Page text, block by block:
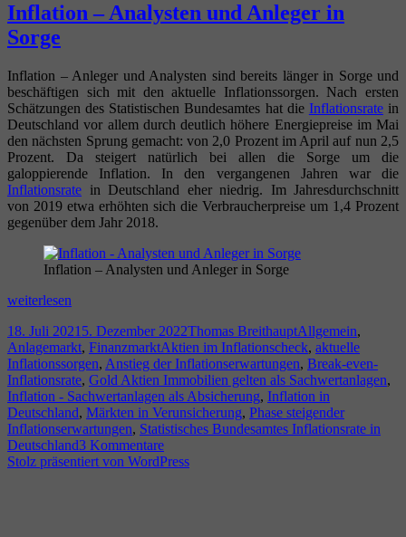
Inflation – Analysten und Anleger in
Sorge
Inflation – Anleger und Analysten sind bereits länger in Sorge und
beschäftigen sich mit den aktuelle Inflationssorgen. Nach ersten
Schätzungen des Statistischen Bundesamtes hat die Inflationsratein
Deutschland vor allem durch deutlich höhere Energiepreise im Mai
den nächsten Sprung gemacht: von 2,0 Prozent im April auf nun 2,5
Prozent. Da steigert natürlich bei allen die Sorge um die
galoppierende Inflation. In den vergangenen Jahren war die
Inflationsrate in Deutschland eher niedrig. Im Jahresdurchschnitt
von 2019 etwa erhöhten sich die Verbraucherpreise um 1,4 Prozent
gegenüber dem Jahr 2018.
Inflation – Analysten und Anleger in Sorge
Inflation
Analysten
und
Anleger
in
Sorge
weiterlesen
Veröffentlicht
am
18. Juli 2021 5. Dezember 2022Autor
Thomas BreithauptKategorien
Allgemein,
Anlagemarkt, FinanzmarktSchlagwörter
Aktien im Inflationscheck, aktuelle
Inflationssorgen, Anstieg der Inflationserwartungen, Break-even-
Inflationsrate, Gold Aktien Immobilien gelten als Sachwertanlagen,
Inflation - Sachwertanlagen als Absicherung, Inflation in
Deutschland, Märkten in Verunsicherung, Phase steigender
Inflationserwartungen, Statistisches Bundesamtes Inflationsrate in
Deutschland3 Kommentarezu
Inflation
Stolz präsentiert von WordPress